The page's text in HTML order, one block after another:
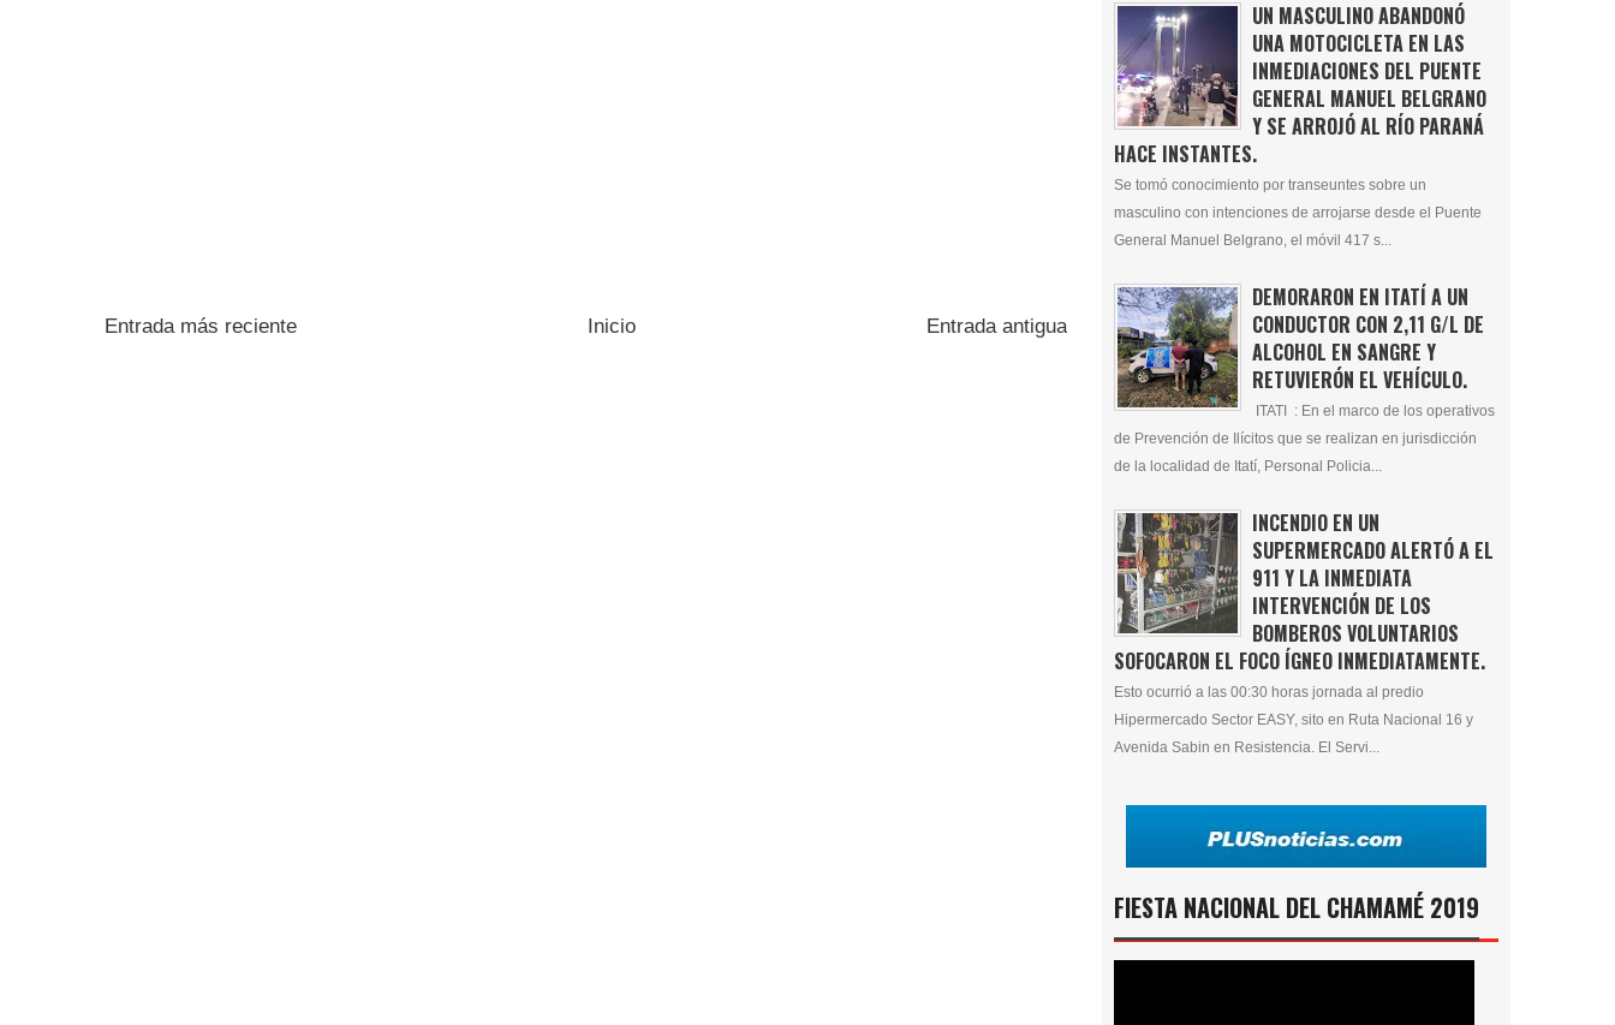
Entrada más reciente Entrada antigua
Inicio
UN MASCULINO ABANDONÓ
UNA MOTOCICLETA EN LAS
INMEDIACIONES DEL PUENTE
GENERAL MANUEL BELGRANO
Y SE ARROJÓ AL RÍO PARANÁ
HACE INSTANTES.
Se tomó conocimiento por transeuntes sobre un
masculino con intenciones de arrojarse desde el Puente
General Manuel Belgrano, el móvil 417 s...
DEMORARON EN ITATÍ A UN
CONDUCTOR CON 2,11 G/L DE
ALCOHOL EN SANGRE Y
RETUVIERÓN EL VEHÍCULO.
ITATI : En el marco de los operativos
de Prevención de Ilícitos que se realizan en jurisdicción
de la localidad de Itatí, Personal Policia...
INCENDIO EN UN
SUPERMERCADO ALERTÓ A EL
911 Y LA INMEDIATA
INTERVENCIÓN DE LOS
BOMBEROS VOLUNTARIOS
SOFOCARON EL FOCO ÍGNEO INMEDIATAMENTE.
Esto ocurrió a las 00:30 horas jornada al predio
Hipermercado Sector EASY, sito en Ruta Nacional 16 y
Avenida Sabin en Resistencia. El Servi...
FIESTA NACIONAL DEL CHAMAMÉ 2019